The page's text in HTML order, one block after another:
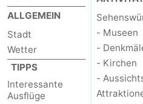
ALLGEMEIN
Stadt
Wetter
TIPPS
Interessante
Ausflüge
- Museen
-
- Kirchen
-